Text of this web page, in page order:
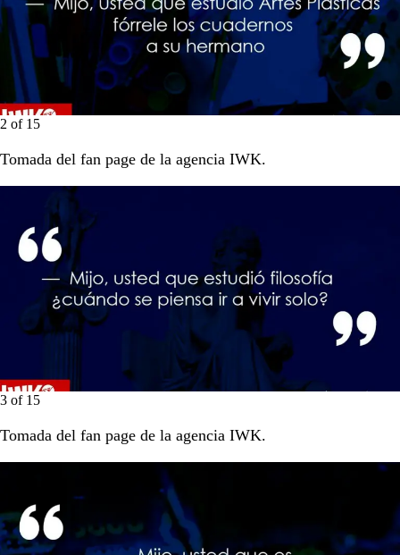
2 of 15
Tomada del fan page de la agencia IWK.
3 of 15
Tomada del fan page de la agencia IWK.